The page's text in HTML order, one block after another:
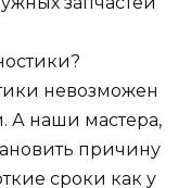
невозможен
А наши мастера,
причину
сроки как у